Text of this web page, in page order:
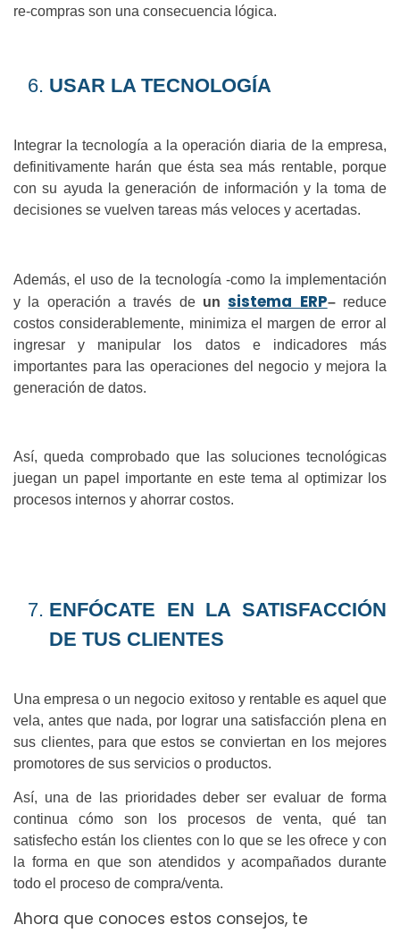
re-compras son una consecuencia lógica.
USAR LA TECNOLOGÍA
Integrar la tecnología a la operación diaria de la empresa,
definitivamente harán que ésta sea más rentable, porque
con su ayuda la generación de información y la toma de
decisiones se vuelven tareas más veloces y acertadas.
Además, el uso de la tecnología -como la implementación
y la operación a través de unsistema ERP– reduce
costos considerablemente, minimiza el margen de error al
ingresar y manipular los datos e indicadores más
importantes para las operaciones del negocio y mejora la
generación de datos.
Así, queda comprobado que las soluciones tecnológicas
juegan un papel importante en este tema al optimizar los
procesos internos y ahorrar costos.
ENFÓCATE EN LA SATISFACCIÓN
DE TUS CLIENTES
Una empresa o un negocio exitoso y rentable es aquel que
vela, antes que nada, por lograr una satisfacción plena en
sus clientes, para que estos se conviertan en los mejores
promotores de sus servicios o productos.
Así, una de las prioridades deber ser evaluar de forma
continua cómo son los procesos de venta, qué tan
satisfecho están los clientes con lo que se les ofrece y con
la forma en que son atendidos y acompañados durante
todo el proceso de compra/venta.
Ahora que conoces estos consejos, te